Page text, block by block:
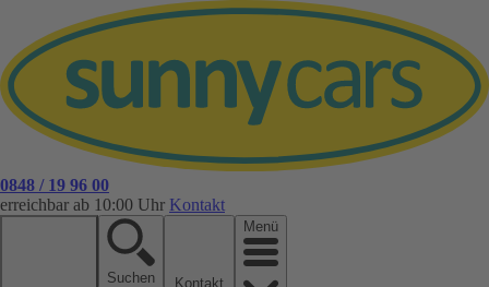
0848 / 19 96 00
erreichbar ab 10:00 Uhr Kontakt
Suchen
Menü